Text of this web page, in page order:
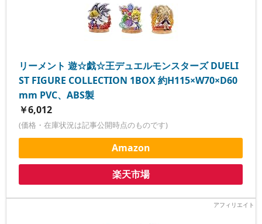
リーメント 遊☆戯☆王デュエルモンスターズ DUELI
ST FIGURE COLLECTION 1BOX 約H115×W70×D60
mm PVC、ABS製
￥6,012
(価格・在庫状況は記事公開時点のものです)
Amazon
楽天市場